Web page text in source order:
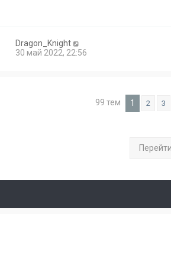
Dragon_Knight
30 май 2022, 22:56
99 тем 1 2 3
Перейти